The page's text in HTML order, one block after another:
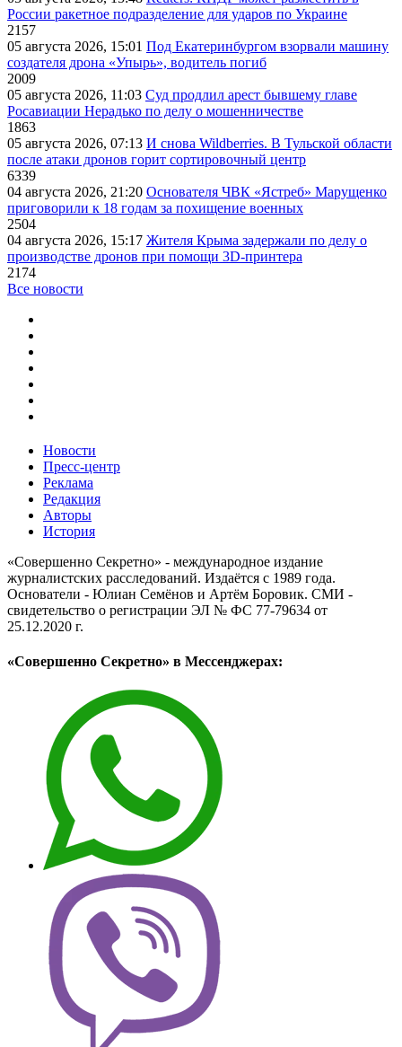
России ракетное подразделение для ударов по Украине
2157
05 августа 2026, 15:01 Под Екатеринбургом взорвали машину
создателя дрона «Упырь», водитель погиб
2009
05 августа 2026, 11:03 Суд продлил арест бывшему главе
Росавиации Нерадько по делу о мошенничестве
1863
05 августа 2026, 07:13 И снова Wildberries. В Тульской области
после атаки дронов горит сортировочный центр
6339
04 августа 2026, 21:20 Основателя ЧВК «Ястреб» Марущенко
приговорили к 18 годам за похищение военных
2504
04 августа 2026, 15:17 Жителя Крыма задержали по делу о
производстве дронов при помощи 3D‑принтера
2174
Все новости
Новости
Пресс-центр
Реклама
Редакция
Авторы
История
«Совершенно Секретно» - международное издание
журналистских расследований. Издаётся с 1989 года.
Основатели - Юлиан Семёнов и Артём Боровик. CМИ -
свидетельство о регистрации ЭЛ № ФС 77-79634 от
25.12.2020 г.
«Совершенно Секретно» в Мессенджерах: